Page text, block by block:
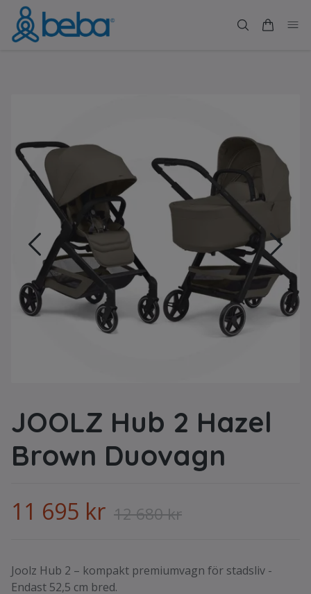
JOOLZ Hub 2 Hazel
Brown Duovagn
11 695 kr 12 680 kr
Joolz Hub 2 – kompakt premiumvagn för stadsliv -
Endast 52,5 cm bred.